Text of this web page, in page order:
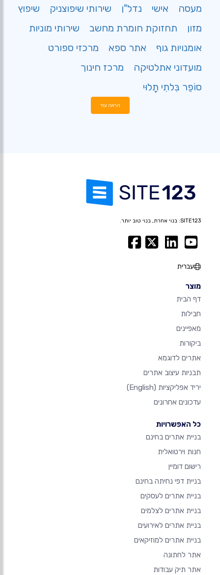
מעסה
אישי נדל"ן שירותי שיפוצניק
שיפוץ
מזון
תחזוקת חומרת מחשב
שירותי מוניות
אומנויות גוף
אתר ספא
מרכזי ספורט
מועדוני אתלטיקה
מרכז חינוך
סוֹפֵר בִּלתִי תָלוּי
הראה עוד
SITE123: בנוי אחרת, בנוי טוב יותר.
עברית
מוצר
דף הבית
חבילות
מאפיינים
ביקורות
אתרים לדוגמא
תבניות עיצוב אתרים
יריד אפליקציות (English)
עדכונים אחרונים
כל האפשרויות
בניית אתרים בחינם
חנות וירטואלית
רישום דומיין
בניית דפי נחיתה בחינם
בניית אתרים לעסקים
בניית אתרים לצלמים
בניית אתרים לאירועים
בניית אתרים למוזיקאים
אתר לחתונה
אתר תיק עבודות